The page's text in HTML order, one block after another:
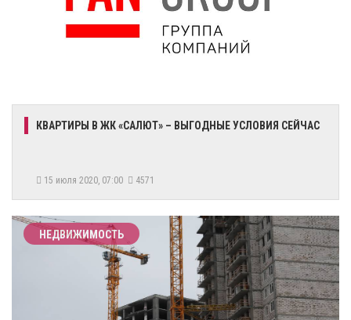
​КВАРТИРЫ В ЖК «САЛЮТ» – ВЫГОДНЫЕ УСЛОВИЯ СЕЙЧАС
15 июля 2020, 07:00 4571
НЕДВИЖИМОСТЬ